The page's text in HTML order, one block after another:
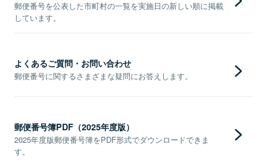
郵便番号を公表した市町村の一覧を実施日の新しい順に掲載
しています。
よくあるご質問・お問い合わせ
郵便番号に関するさまざまな疑問にお答えします。
郵便番号簿PDF（2025年度版）
2025年度版郵便番号簿をPDF形式でダウンロードできま
す。